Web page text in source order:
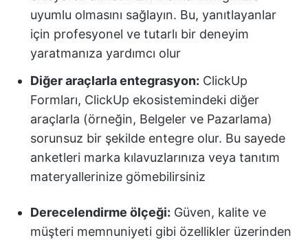
uyumlu olmasını sağlayın. Bu, yanıtlayanlar
için profesyonel ve tutarlı bir deneyim
yaratmanıza yardımcı olur
Diğer araçlarla entegrasyon: ClickUp
Formları, ClickUp ekosistemindeki diğer
araçlarla (örneğin, Belgeler ve Pazarlama)
sorunsuz bir şekilde entegre olur. Bu sayede
anketleri marka kılavuzlarınıza veya tanıtım
materyallerinize gömebilirsiniz
Derecelendirme ölçeği: Güven, kalite ve
müşteri memnuniyeti gibi özellikler üzerinden